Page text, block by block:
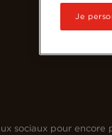
sociaux pour
Je